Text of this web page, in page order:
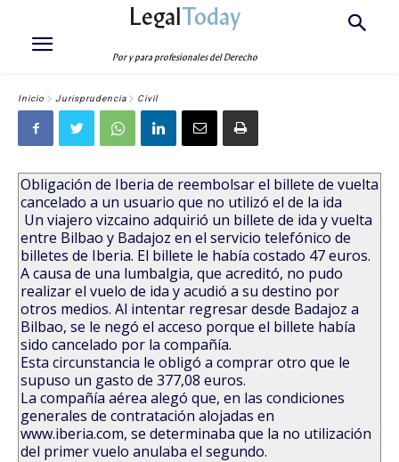
LegalToday
Por y para profesionales del Derecho
Inicio Jurisprudencia Civil
Obligación de Iberia de reembolsar el billete de vuelta
cancelado a un usuario que no utilizó el de la ida
Un viajero vizcaino adquirió un billete de ida y vuelta
entre Bilbao y Badajoz en el servicio telefónico de
billetes de Iberia. El billete le había costado 47 euros.
A causa de una lumbalgia, que acreditó, no pudo
realizar el vuelo de ida y acudió a su destino por
otros medios. Al intentar regresar desde Badajoz a
Bilbao, se le negó el acceso porque el billete había
sido cancelado por la compañía.
Esta circunstancia le obligó a comprar otro que le
supuso un gasto de 377,08 euros.
La compañía aérea alegó que, en las condiciones
generales de contratación alojadas en
www.iberia.com, se determinaba que la no utilización
del primer vuelo anulaba el segundo.